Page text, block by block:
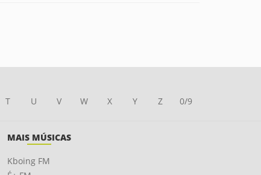
T U V W X Y Z 0/9
MAIS MÚSICAS
Kboing FM